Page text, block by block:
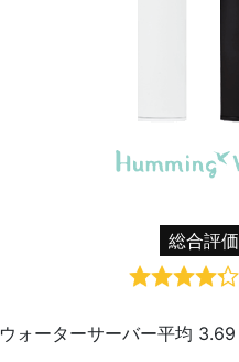
総合評価
ウォーターサーバー平均 3.69 |